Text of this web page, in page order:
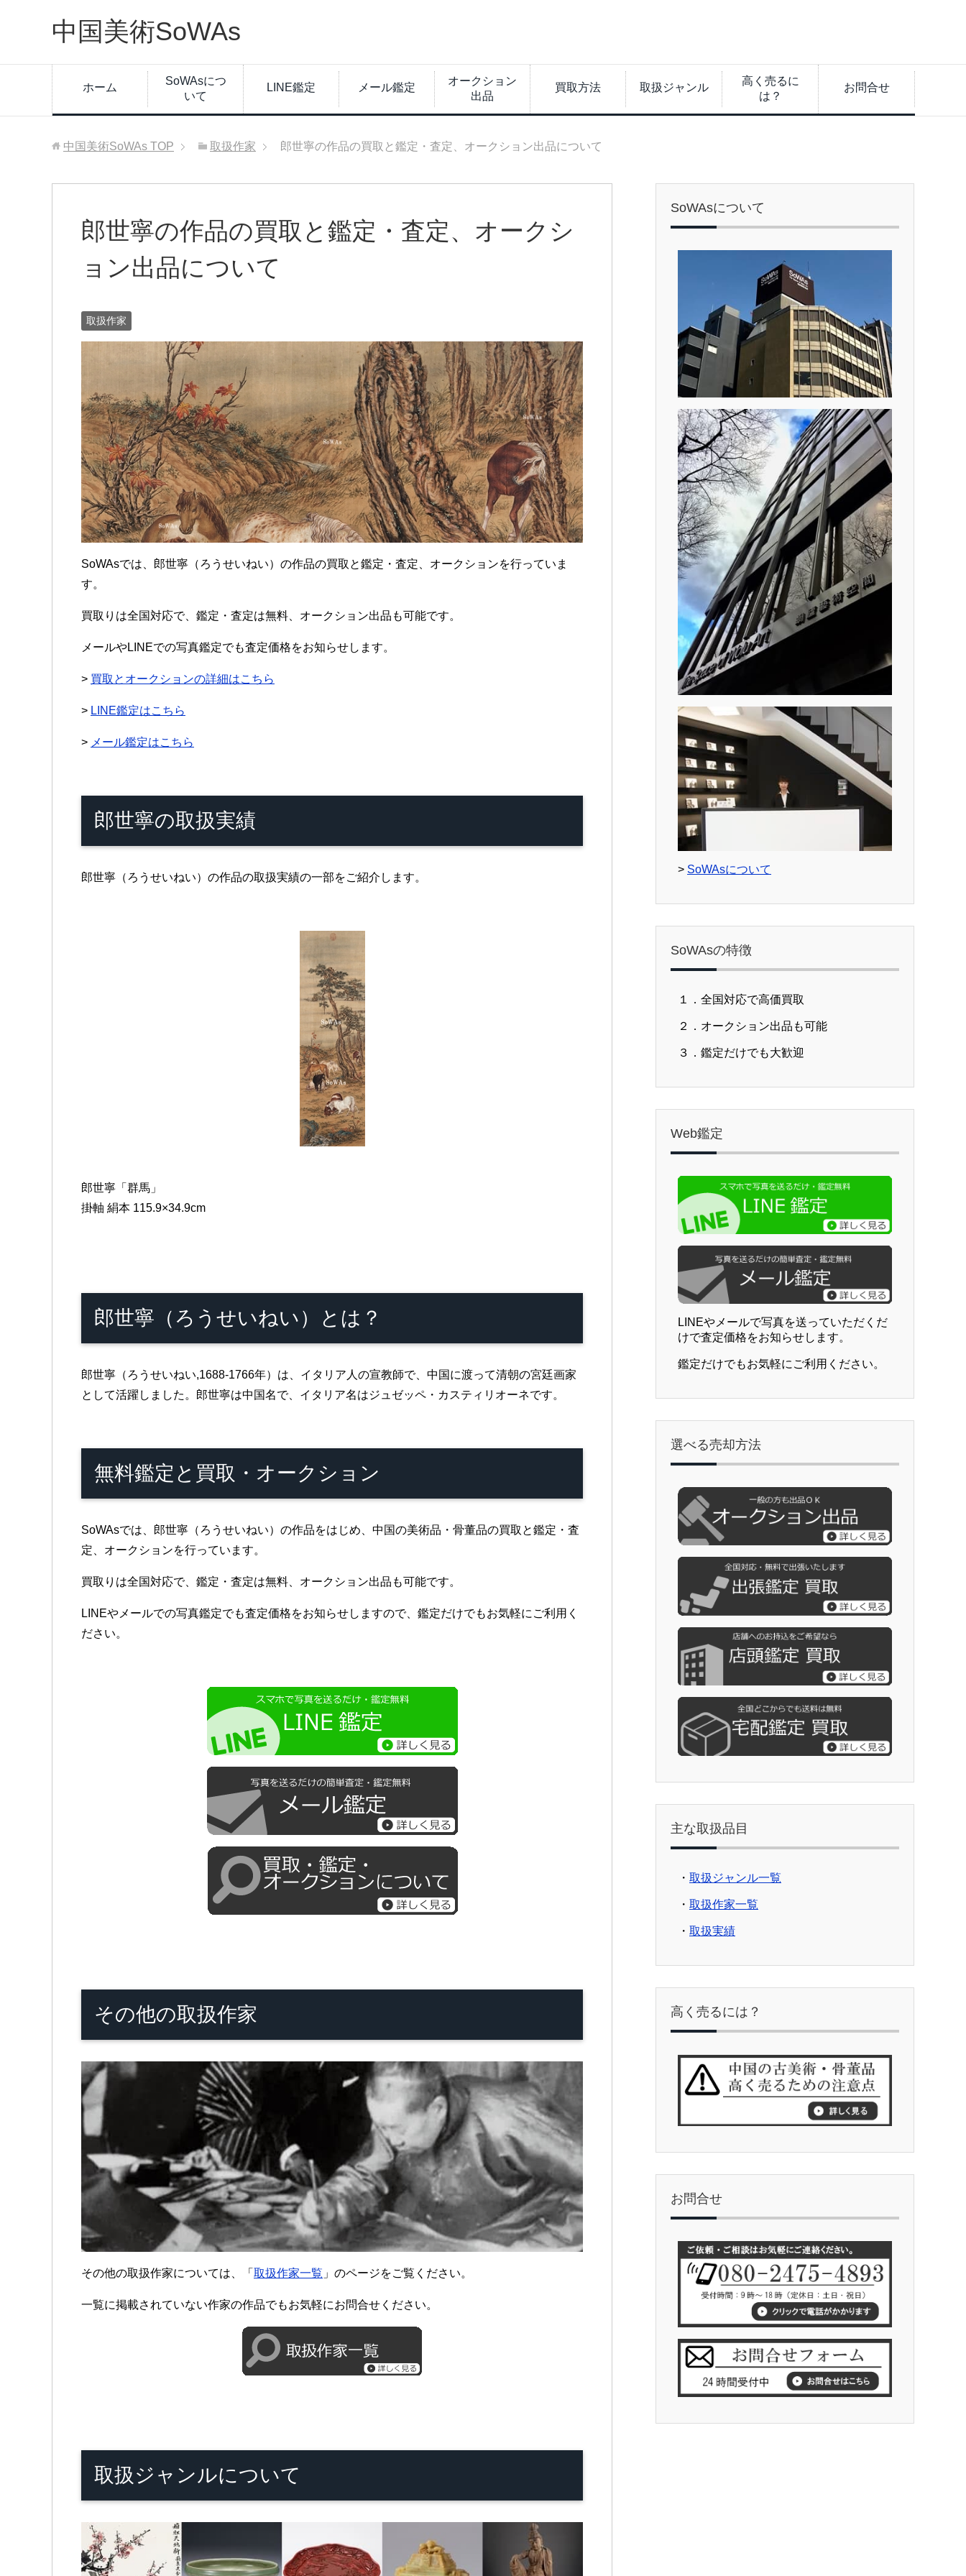
中国美術SoWAs
ホーム
SoWAsにつ
いて
LINE鑑定 メール鑑定
オークション
出品
買取方法 取扱ジャンル
高く売るに
は？
お問合せ
中国美術SoWAs TOP 取扱作家 郎世寧の作品の買取と鑑定・査定、オークション出品について
郎世寧の作品の買取と鑑定・査定、オークシ
ョン出品について
取扱作家
SoWAsでは、郎世寧（ろうせいねい）の作品の買取と鑑定・査定、オークションを行っていま
す。
買取りは全国対応で、鑑定・査定は無料、オークション出品も可能です。
メールやLINEでの写真鑑定でも査定価格をお知らせします。
> 買取とオークションの詳細はこちら
> LINE鑑定はこちら
> メール鑑定はこちら
郎世寧の取扱実績
郎世寧（ろうせいねい）の作品の取扱実績の一部をご紹介します。
郎世寧「群馬」
掛軸 絹本 115.9×34.9cm
郎世寧（ろうせいねい）とは？
郎世寧（ろうせいねい,1688-1766年）は、イタリア人の宣教師で、中国に渡って清朝の宮廷画家
として活躍しました。郎世寧は中国名で、イタリア名はジュゼッペ・カスティリオーネです。
無料鑑定と買取・オークション
SoWAsでは、郎世寧（ろうせいねい）の作品をはじめ、中国の美術品・骨董品の買取と鑑定・査
定、オークションを行っています。
買取りは全国対応で、鑑定・査定は無料、オークション出品も可能です。
LINEやメールでの写真鑑定でも査定価格をお知らせしますので、鑑定だけでもお気軽にご利用く
ださい。
その他の取扱作家
その他の取扱作家については、「 取扱作家一覧 」のページをご覧ください。
一覧に掲載されていない作家の作品でもお気軽にお問合せください。
取扱ジャンルについて
SoWAsについて
> SoWAsについて
SoWAsの特徴
１．全国対応で高価買取
２．オークション出品も可能
３．鑑定だけでも大歓迎
Web鑑定
LINEやメールで写真を送っていただくだ
けで査定価格をお知らせします。
鑑定だけでもお気軽にご利用ください。
選べる売却方法
主な取扱品目
・ 取扱ジャンル一覧
・ 取扱作家一覧
・ 取扱実績
高く売るには？
お問合せ